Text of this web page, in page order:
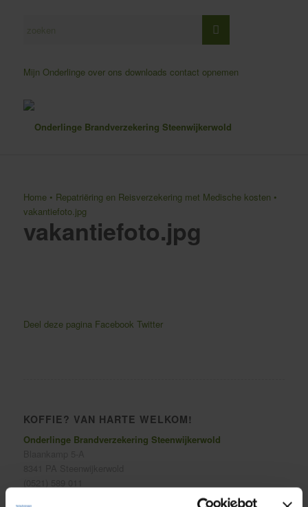
Mijn Onderlinge over ons downloads contact opnemen
Home• Repatriëring en Reisverzekering met Medische kosten •
vakantiefoto.jpg
vakantiefoto.jpg
Deel deze pagina Facebook Twitter
KOFFIE? VAN HARTE WELKOM!
Onderlinge Brandverzekering Steenwijkerwold